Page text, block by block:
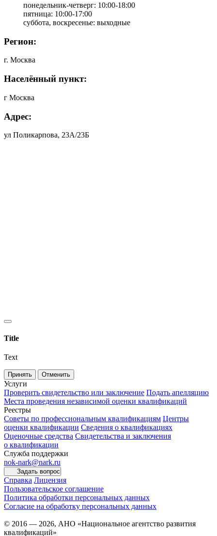
понедельник-четверг: 10:00-18:00
пятница: 10:00-17:00
суббота, воскресенье: выходные
Регион:
г. Москва
Населённый пункт:
г Москва
Адрес:
ул Поликарпова, 23А/23Б
Title
Text
Принять Отменить
Услуги
Проверить свидетельство или заключение Подать апелляцию
Места проведения независимой оценки квалификаций
Реестры
Советы по профессиональным квалификациям Центры
оценки квалификации Сведения о квалификациях
Оценочные средства Свидетельства и заключения
о квалификации
Служба поддержки
nok-nark@nark.ru
Задать вопрос
Справка Лицензия
Пользовательское соглашение
Политика обработки персональных данных
Согласие на обработку персональных данных
© 2016 — 2026, АНО «Национальное агентство развития
квалификаций»